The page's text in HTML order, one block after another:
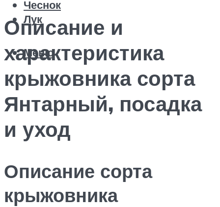
Чеснок
Лук
Меню
Описание и
характеристика
крыжовника сорта
Янтарный, посадка
и уход
Описание сорта
крыжовника